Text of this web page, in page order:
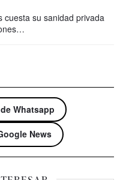
cuesta su sanidad privada
Whatsapp
News